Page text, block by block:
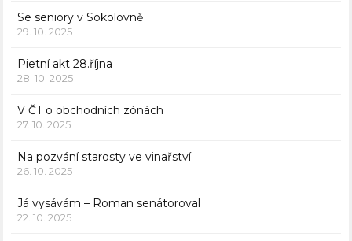
Se seniory v Sokolovně
29. 10. 2025
Pietní akt 28.října
28. 10. 2025
V ČT o obchodních zónách
27. 10. 2025
Na pozvání starosty ve vinařství
26. 10. 2025
Já vysávám – Roman senátoroval
22. 10. 2025